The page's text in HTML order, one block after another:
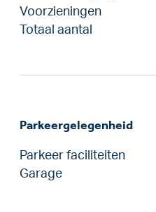
Voorzieningen
Totaal aantal
Parkeergelegenheid
Parkeer faciliteiten
Garage